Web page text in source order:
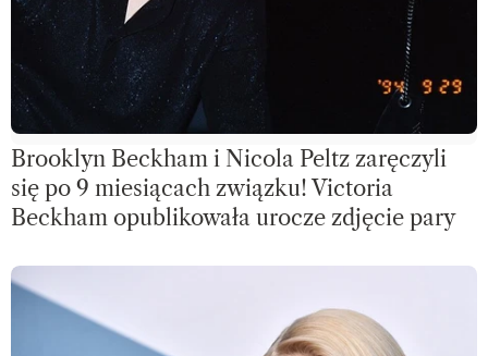
Brooklyn Beckham i Nicola Peltz zaręczyli
się po 9 miesiącach związku! Victoria
Beckham opublikowała urocze zdjęcie pary